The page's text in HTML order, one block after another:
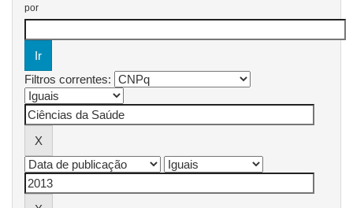
por
Filtros correntes: